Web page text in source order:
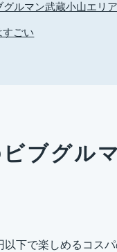
ルマン武蔵小山エリ
ごい
ブグル
下で楽しめるコス